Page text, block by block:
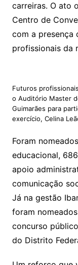
carreiras. O ato
Centro de
com a presença
profissionais da
Futuros
o Auditório Master
Guimarães para
exercício, Celina
Foram
educacional,
apoio
comunicação
Já na gestão
foram
concurso
do Distrito